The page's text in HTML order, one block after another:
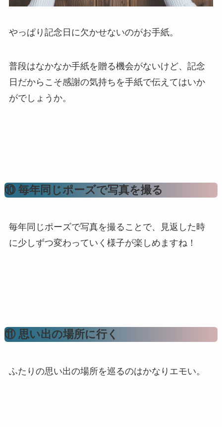
やっぱり記念日に欠かせないのがお手紙。
普段はなかなか手紙を贈る機会がないけど、記念
日だからこそ感謝の気持ちを手紙で伝えてはいか
がでしょうか。
⑩ 毎年同じポーズで写真を撮る
毎年同じポーズで写真を撮ることで、見返した時
に少しずつ変わっていく様子が楽しめますね！
⑪ 思い出の場所に行く
ふたりの思い出の場所を巡るのはかなりエモい。